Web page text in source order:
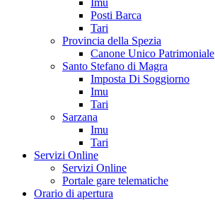
Imu
Posti Barca
Tari
Provincia della Spezia
Canone Unico Patrimoniale
Santo Stefano di Magra
Imposta Di Soggiorno
Imu
Tari
Sarzana
Imu
Tari
Servizi Online
Servizi Online
Portale gare telematiche
Orario di apertura